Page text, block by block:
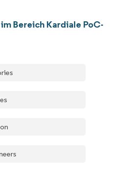
Bereich Kardiale PoC-